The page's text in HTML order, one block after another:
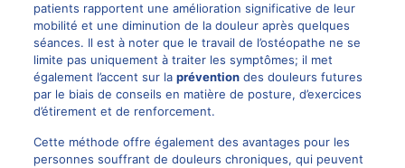
patients rapportent une amélioration significative de leur
mobilité et une diminution de la douleur après quelques
séances. Il est à noter que le travail de l’ostéopathe ne se
limite pas uniquement à traiter les symptômes; il met
également l’accent sur la préventiondes douleurs futures
par le biais de conseils en matière de posture, d’exercices
d’étirement et de renforcement.
Cette méthode offre également des avantages pour les
personnes souffrant de douleurs chroniques, qui peuvent